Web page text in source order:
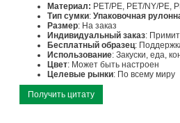
Материал: PET/PE, PET/NY/PE,
Тип сумки: Упаковочная
Размер: На заказ
Индивидуальный заказ:
Бесплатный образец:
Использование: Закуски, еда,
Цвет: Может быть настроен
Целевые рынки: По всему миру
Получить цитату